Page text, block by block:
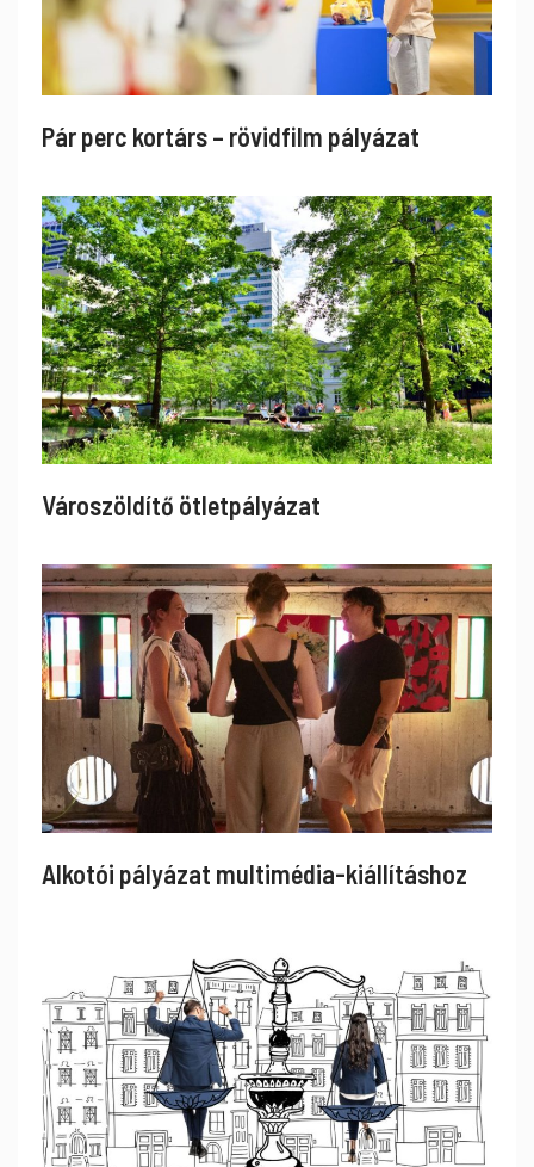
Pár perc kortárs – rövidfilm pályázat
Városzöldítő ötletpályázat
Alkotói pályázat multimédia-kiállításhoz